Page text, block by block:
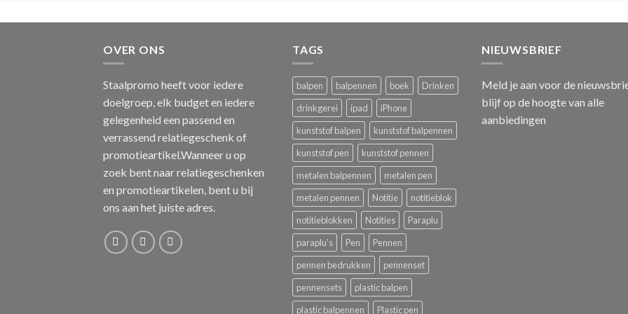
OVER ONS
Staalpromo heeft voor iedere
doelgroep, elk budget en iedere
gelegenheid een passend en
verrassend relatiegeschenk of
promotieartikel.Wanneer u op
zoek bent naar relatiegeschenken
en promotieartikelen, bent u bij
ons aan het juiste adres.
TAGS
balpen balpennen boek
Drinken
drinkgerei
ipad
iPhone
kunststof balpen
kunststof balpennen
kunststof pen
kunststof pennen
metalen balpennen
metalen pen
metalen pennen
Notitie
notitieblok
notitieblokken
Notities
Paraplu
paraplu's
Pen
Pennen
pennen bedrukken
pennenset
pennensets
plastic balpen
plastic balpennen
Plastic pen
NIEUWSBRIEF
Meld je aan voor de
blijf op de hoogte van alle
aanbiedingen